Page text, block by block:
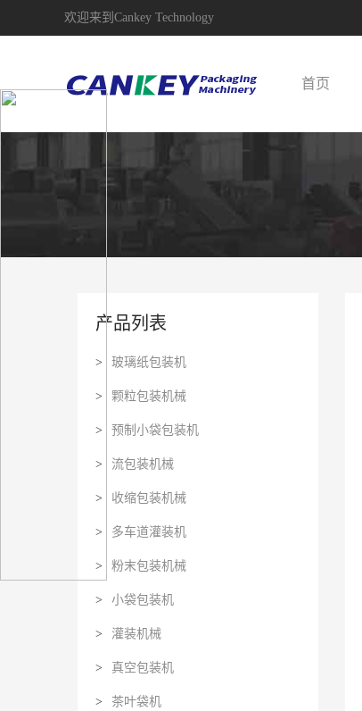
欢迎来到Cankey Technology
首页
产品列表
> 玻璃纸包装机
> 颗粒包装机械
> 预制小袋包装机
> 流包装机械
> 收缩包装机械
> 多车道灌装机
> 粉末包装机械
> 小袋包装机
> 灌装机械
> 真空包装机
> 茶叶袋机